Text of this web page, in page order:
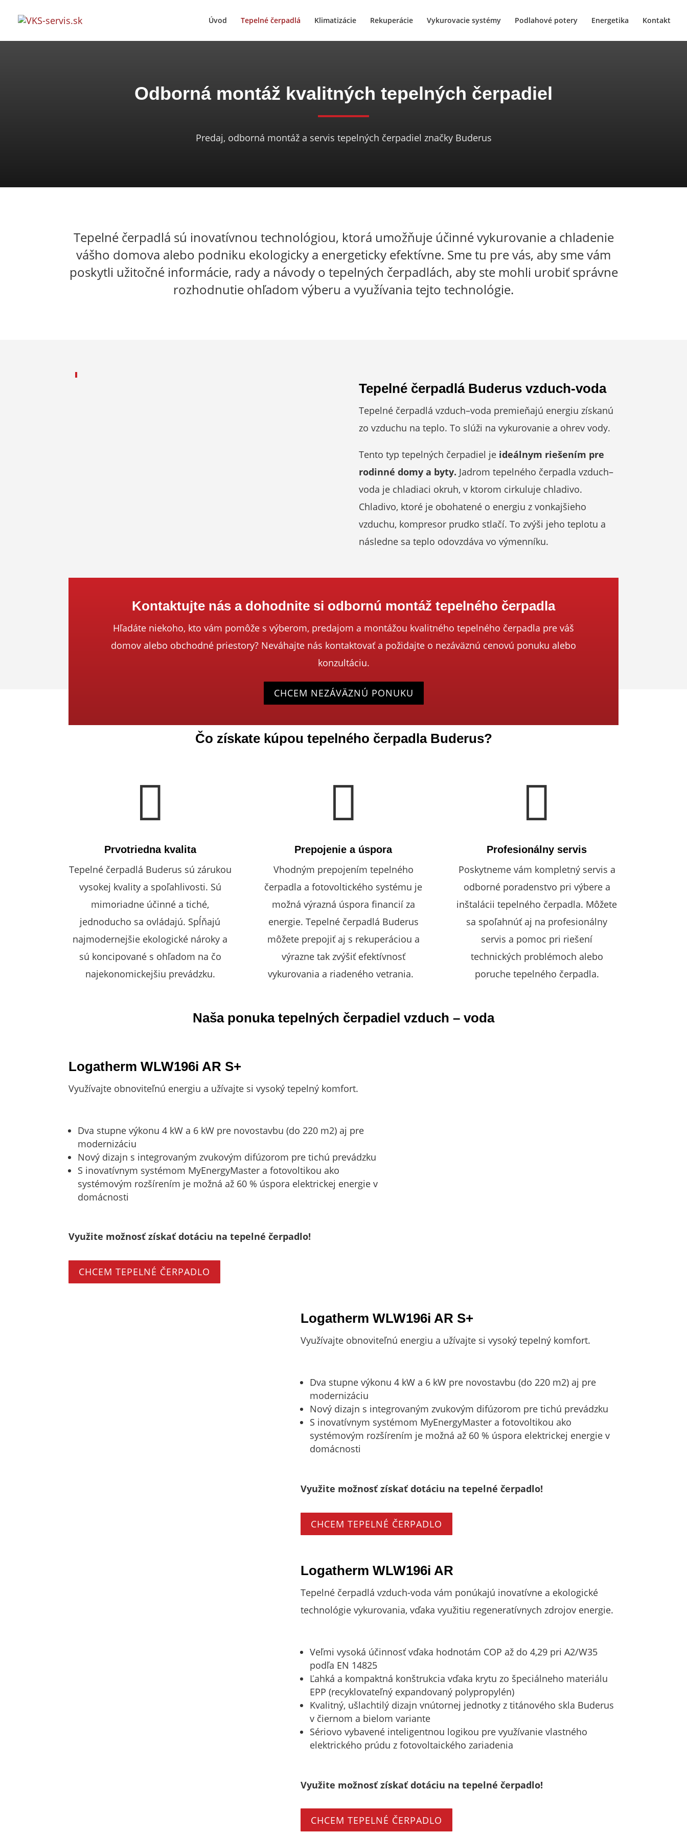
Úvod Tepelné čerpadlá Klimatizácie Rekuperácie Vykurovacie systémy Podlahové potery Energetika Kontakt
Odborná montáž kvalitných tepelných čerpadiel
Predaj, odborná montáž a servis tepelných čerpadiel značky Buderus
Tepelné čerpadlá sú inovatívnou technológiou, ktorá umožňuje účinné vykurovanie a chladenie
vášho domova alebo podniku ekologicky a energeticky efektívne. Sme tu pre vás, aby sme vám
poskytli užitočné informácie, rady a návody o tepelných čerpadlách, aby ste mohli urobiť správne
rozhodnutie ohľadom výberu a využívania tejto technológie.
Tepelné čerpadlá Buderus vzduch-voda
Tepelné čerpadlá vzduch–voda premieňajú energiu získanú
zo vzduchu na teplo. To slúži na vykurovanie a ohrev vody.
Tento typ tepelných čerpadiel je ideálnym riešením pre
rodinné domy a byty. Jadrom tepelného čerpadla vzduch–
voda je chladiaci okruh, v ktorom cirkuluje chladivo.
Chladivo, ktoré je obohatené o energiu z vonkajšieho
vzduchu, kompresor prudko stlačí. To zvýši jeho teplotu a
následne sa teplo odovzdáva vo výmenníku.
Kontaktujte nás a dohodnite si odbornú montáž tepelného čerpadla
Hľadáte niekoho, kto vám pomôže s výberom, predajom a montážou kvalitného tepelného čerpadla pre váš
domov alebo obchodné priestory? Neváhajte nás kontaktovať a požidajte o nezáväznú cenovú ponuku alebo
konzultáciu.
CHCEM NEZÁVÄZNÚ PONUKU
Čo získate kúpou tepelného čerpadla Buderus?

Prvotriedna kvalita
Tepelné čerpadlá Buderus sú zárukou
vysokej kvality a spoľahlivosti. Sú
mimoriadne účinné a tiché,
jednoducho sa ovládajú. Spĺňajú
najmodernejšie ekologické nároky a
sú koncipované s ohľadom na čo
najekonomickejšiu prevádzku.

Prepojenie a úspora
Vhodným prepojením tepelného
čerpadla a fotovoltického systému je
možná výrazná úspora financií za
energie. Tepelné čerpadlá Buderus
môžete prepojiť aj s rekuperáciou a
výrazne tak zvýšiť efektívnosť
vykurovania a riadeného vetrania.

Profesionálny servis
Poskytneme vám kompletný servis a
odborné poradenstvo pri výbere a
inštalácii tepelného čerpadla. Môžete
sa spoľahnúť aj na profesionálny
servis a pomoc pri riešení
technických problémoch alebo
poruche tepelného čerpadla.
Naša ponuka tepelných čerpadiel vzduch – voda
Logatherm WLW196i AR S+
Využívajte obnoviteľnú energiu a užívajte si vysoký tepelný komfort.
Dva stupne výkonu 4 kW a 6 kW pre novostavbu (do 220 m2) aj pre
modernizáciu
Nový dizajn s integrovaným zvukovým difúzorom pre tichú prevádzku
S inovatívnym systémom MyEnergyMaster a fotovoltikou ako
systémovým rozšírením je možná až 60 % úspora elektrickej energie v
domácnosti
Využite možnosť získať dotáciu na tepelné čerpadlo!
CHCEM TEPELNÉ ČERPADLO
Logatherm WLW196i AR S+
Využívajte obnoviteľnú energiu a užívajte si vysoký tepelný komfort.
Dva stupne výkonu 4 kW a 6 kW pre novostavbu (do 220 m2) aj pre
modernizáciu
Nový dizajn s integrovaným zvukovým difúzorom pre tichú prevádzku
S inovatívnym systémom MyEnergyMaster a fotovoltikou ako
systémovým rozšírením je možná až 60 % úspora elektrickej energie v
domácnosti
Využite možnosť získať dotáciu na tepelné čerpadlo!
CHCEM TEPELNÉ ČERPADLO
Logatherm WLW196i AR
Tepelné čerpadlá vzduch-voda vám ponúkajú inovatívne a ekologické
technológie vykurovania, vďaka využitiu regeneratívnych zdrojov energie.
Veľmi vysoká účinnosť vďaka hodnotám COP až do 4,29 pri A2/W35
podľa EN 14825
Ľahká a kompaktná konštrukcia vďaka krytu zo špeciálneho materiálu
EPP (recyklovateľný expandovaný polypropylén)
Kvalitný, ušlachtilý dizajn vnútornej jednotky z titánového skla Buderus
v čiernom a bielom variante
Sériovo vybavené inteligentnou logikou pre využívanie vlastného
elektrického prúdu z fotovoltaického zariadenia
Využite možnosť získať dotáciu na tepelné čerpadlo!
CHCEM TEPELNÉ ČERPADLO